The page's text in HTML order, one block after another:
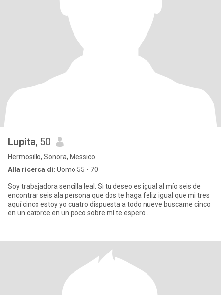
Lupita, 50
Hermosillo, Sonora, Messico
Alla ricerca di: Uomo 55 - 70
Soy trabajadora sencilla leal. Si tu deseo es igual al mío seis de
encontrar seis ala persona que dos te haga feliz igual que mi tres
aquí cinco estoy yo cuatro dispuesta a todo nueve buscame cinco
en un catorce en un poco sobre mi.te espero .